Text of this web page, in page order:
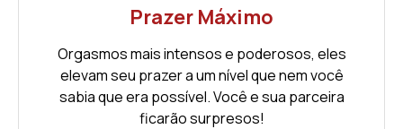
Prazer Máximo
Orgasmos mais intensos e poderosos, eles
elevam seu prazer a um nível que nem você
sabia que era possível. Você e sua parceira
ficarão surpresos!